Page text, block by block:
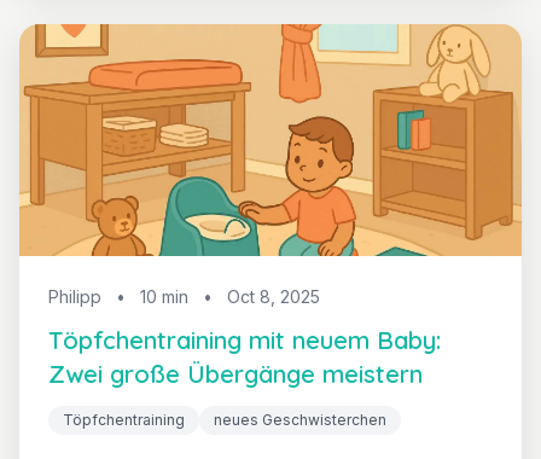
und wie du Vorbildfunktion ohne Druck
gestaltest.
Philipp • 10 min • Oct 8, 2025
Töpfchentraining mit neuem Baby:
Zwei große Übergänge meistern
Töpfchentraining neues Geschwisterchen